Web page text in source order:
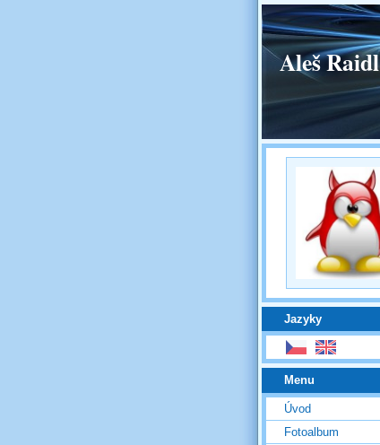
Aleš Raidl
Jazyky
Menu
Úvod
Fotoalbum